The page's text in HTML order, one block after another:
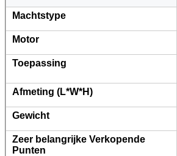
Machtstype
Motor
Toepassing
Afmeting (L*W*H)
Gewicht
Zeer belangrijke Verkopende
Punten